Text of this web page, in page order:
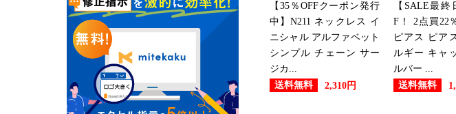
【35％OFFクーポン発行
中】N211 ネックレス イ
ニシャル アルファベット
シンプル チェーン サー
ジカ...
送料無料
2,310円
【SALE最終
F！ 2点買22
ピアス ピア
ルギー キャ
ルバー ...
送料無料